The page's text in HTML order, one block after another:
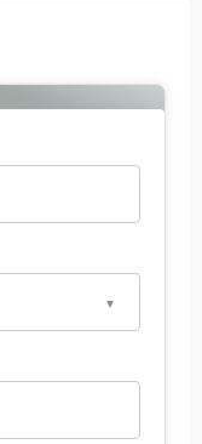
конструкции.
с подобными
поэтому при
заняться
ИБП.